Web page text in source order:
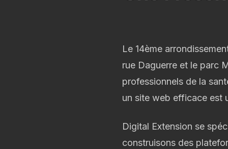
Le 14ème
rue Daguerre et le parc
professionnels de la
un site web efficace est
Digital Extension se
construisons des